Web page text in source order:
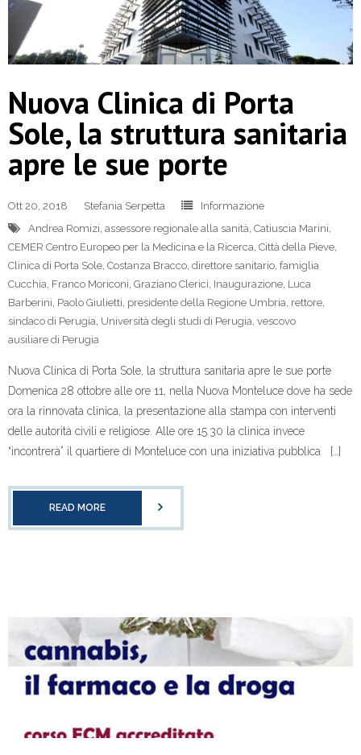
Nuova Clinica di Porta
Sole, la struttura sanitaria
apre le sue porte
Ott 20, 2018 Stefania Serpetta
Informazione
Andrea Romizi assessore regionale alla sanità Catiuscia Marini
CEMER Centro Europeo per la Medicina e la Ricerca Città della Pieve
Clinica di Porta Sole Costanza Bracco direttore sanitario famiglia
Cucchia Franco Moriconi Graziano Clerici Inaugurazione Luca
Barberini Paolo Giulietti presidente della Regione Umbria rettore
sindaco di Perugia Università degli studi di Perugia vescovo
ausiliare di Perugia
Nuova Clinica di Porta Sole, la struttura sanitaria apre le sue porte
Domenica 28 ottobre alle ore 11, nella Nuova Monteluce dove ha sede
ora la rinnovata clinica, la presentazione alla stampa con interventi
delle autorità civili e religiose. Alle ore 15.30 la clinica invece
“incontrerà” il quartiere di Monteluce con una iniziativa pubblica […]
READ MORE